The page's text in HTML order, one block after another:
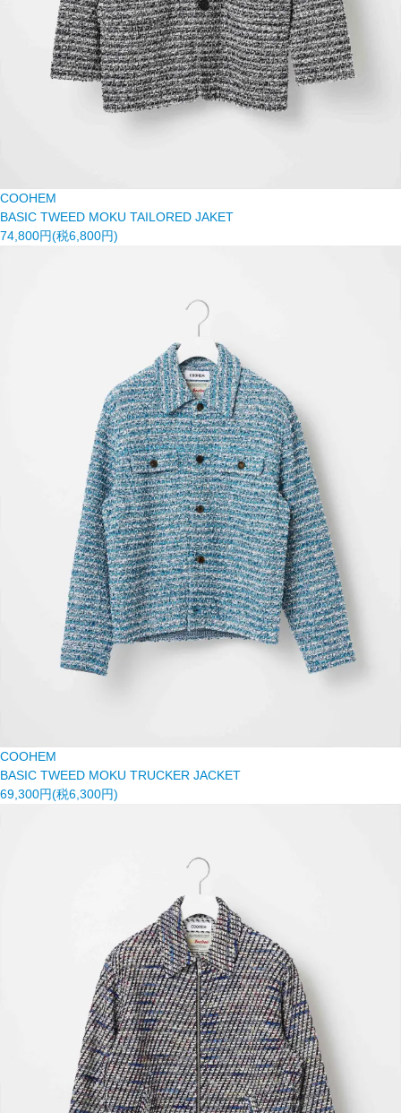
COOHEM
BASIC TWEED MOKU TAILORED JAKET
74,800円(税6,800円)
COOHEM
BASIC TWEED MOKU TRUCKER JACKET
69,300円(税6,300円)